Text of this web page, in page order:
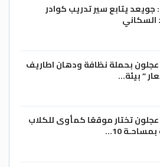
جويعد يتابع سير تدريب كوادر
السكاني
بحملة نظافة ودهان اطاريف
” بيئة…
عجلون تختار موقعًا كمأوى للكلاب
10…